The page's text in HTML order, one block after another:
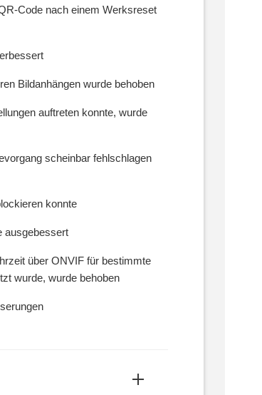
Code nach einem Werksreset
Bildanhängen wurde behoben
auftreten konnte, wurde
scheinbar fehlschlagen
konnte
ausgebessert
über ONVIF für bestimmte
wurde, wurde behoben